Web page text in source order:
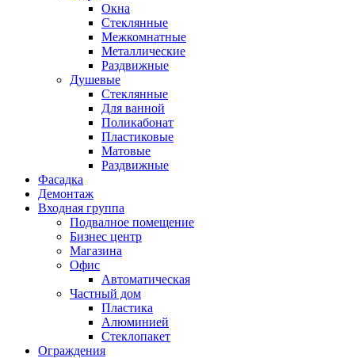
Окна
Стеклянные
Межкомнатные
Металлические
Раздвижные
Душевые
Стеклянные
Для ванной
Поликабонат
Пластиковые
Матовые
Раздвижные
Фасадка
Демонтаж
Входная группа
Подвалное помещение
Бизнес центр
Магазина
Офис
Автоматическая
Частный дом
Пластика
Алюминией
Стеклопакет
Ограждения